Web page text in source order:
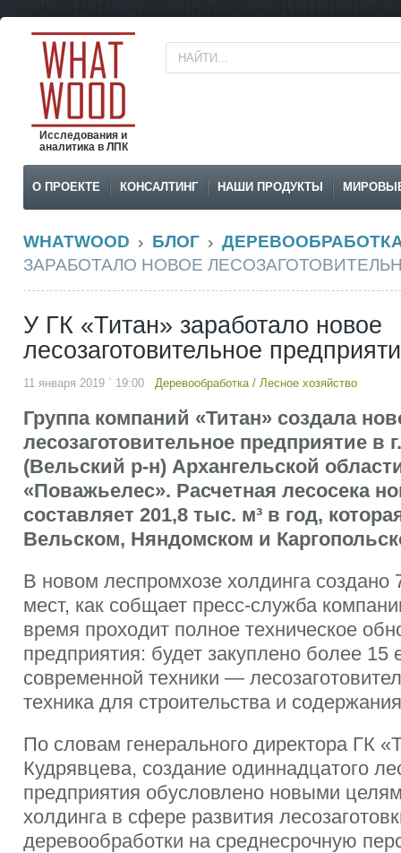
Исследования и
аналитика в ЛПК
О ПРОЕКТЕ КОНСАЛТИНГ НАШИ ПРОДУКТЫ
WHATWOOD БЛОГ
ЗАРАБОТАЛО НОВОЕ
У ГК «Титан» заработало новое
лесозаготовительное
11 января 2019 ` 19:00 Деревообработка/ Лесное хозяйство
Группа компаний «Титан» создала
лесозаготовительное предприятие в
(Вельский р-н) Архангельской
«Поважьелес». Расчетная лесосека
составляет 201,8 тыс. м³ в год,
Вельском, Няндомском и
В новом леспромхозе холдинга создано
мест, как собщает пресс-служба
время проходит полное техническое
предприятия: будет закуплено более
современной техники —
техника для строительства и
По словам генерального директора ГК
Кудрявцева, создание одиннадцатого
предприятия обусловлено новыми
холдинга в сфере развития
деревообработки на среднесрочную